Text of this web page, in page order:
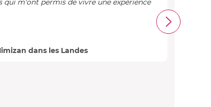
qui m'ont permis de vivre une expérience
dans les Landes